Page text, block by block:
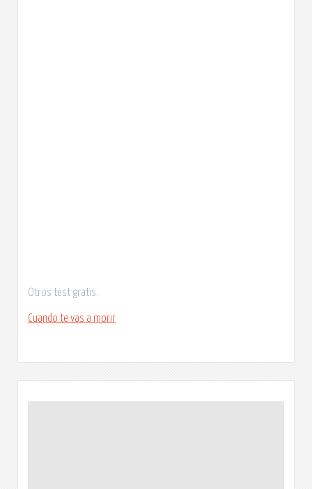
Otros test gratis.
Cuando te vas a morir